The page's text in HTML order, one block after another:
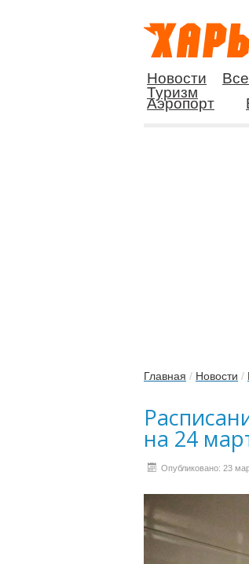
Новости
Туризм
Аэропорт
Главная / Новости /
на 24
Опубликовано: 23